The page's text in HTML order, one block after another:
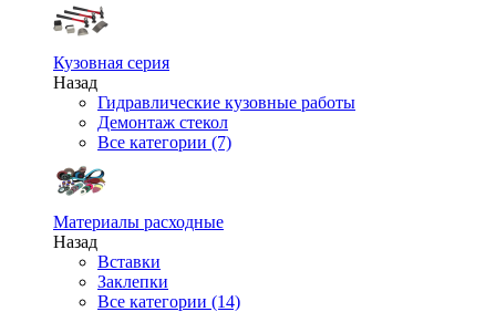
Кузовная серия
Назад
Гидравлические кузовные работы
Демонтаж стекол
Все категории (7)
Материалы расходные
Назад
Вставки
Заклепки
Все категории (14)